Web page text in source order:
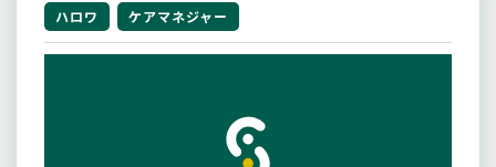
ハロワ ケアマネジャー